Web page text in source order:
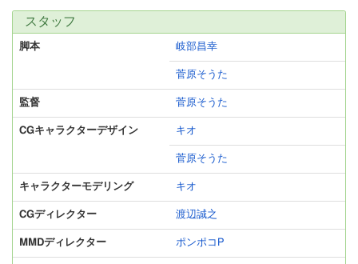
スタッフ
脚本 岐部昌幸
菅原そうた
監督 菅原そうた
CGキャラクターデザイン キオ
菅原そうた
キャラクターモデリング キオ
CGディレクター 渡辺誠之
MMDディレクター ポンポコP